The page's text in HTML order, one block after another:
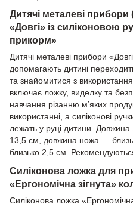
Дитячі металеві прибори
«Довгі» із силіконовою
прикорм»
Дитячі металеві прибори
допомагають дитині
та знайомитися з
включає ложку, виделку та
навчання різанню м’яких
використанні, а силіконові
лежать у руці дитини.
13,5 см, довжина ножа —
близько 2,5 см.
Силіконова ложка для
«Ергономічна зігнута»
Силіконова ложка